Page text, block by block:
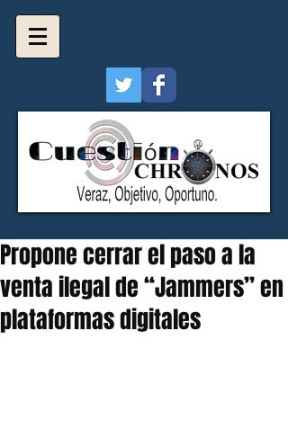
Propone cerrar el paso a la
venta ilegal de “Jammers” en
plataformas digitales